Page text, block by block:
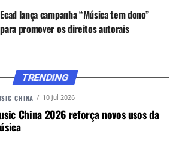
usuários: bares,
e cafés com música
vivo; academias de ginástica e
e shopping
clínicas, consultórios e
ambiente; e eventos —
festas de carnaval, juninas,
Ecad lança campanha “Música tem dono”
para promover os direitos autorais
TRENDING
CHINA 10 jul 2026
China 2026 reforça novos usos da